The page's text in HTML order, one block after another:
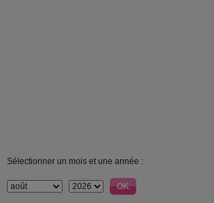
Sélectionner un mois et une année :